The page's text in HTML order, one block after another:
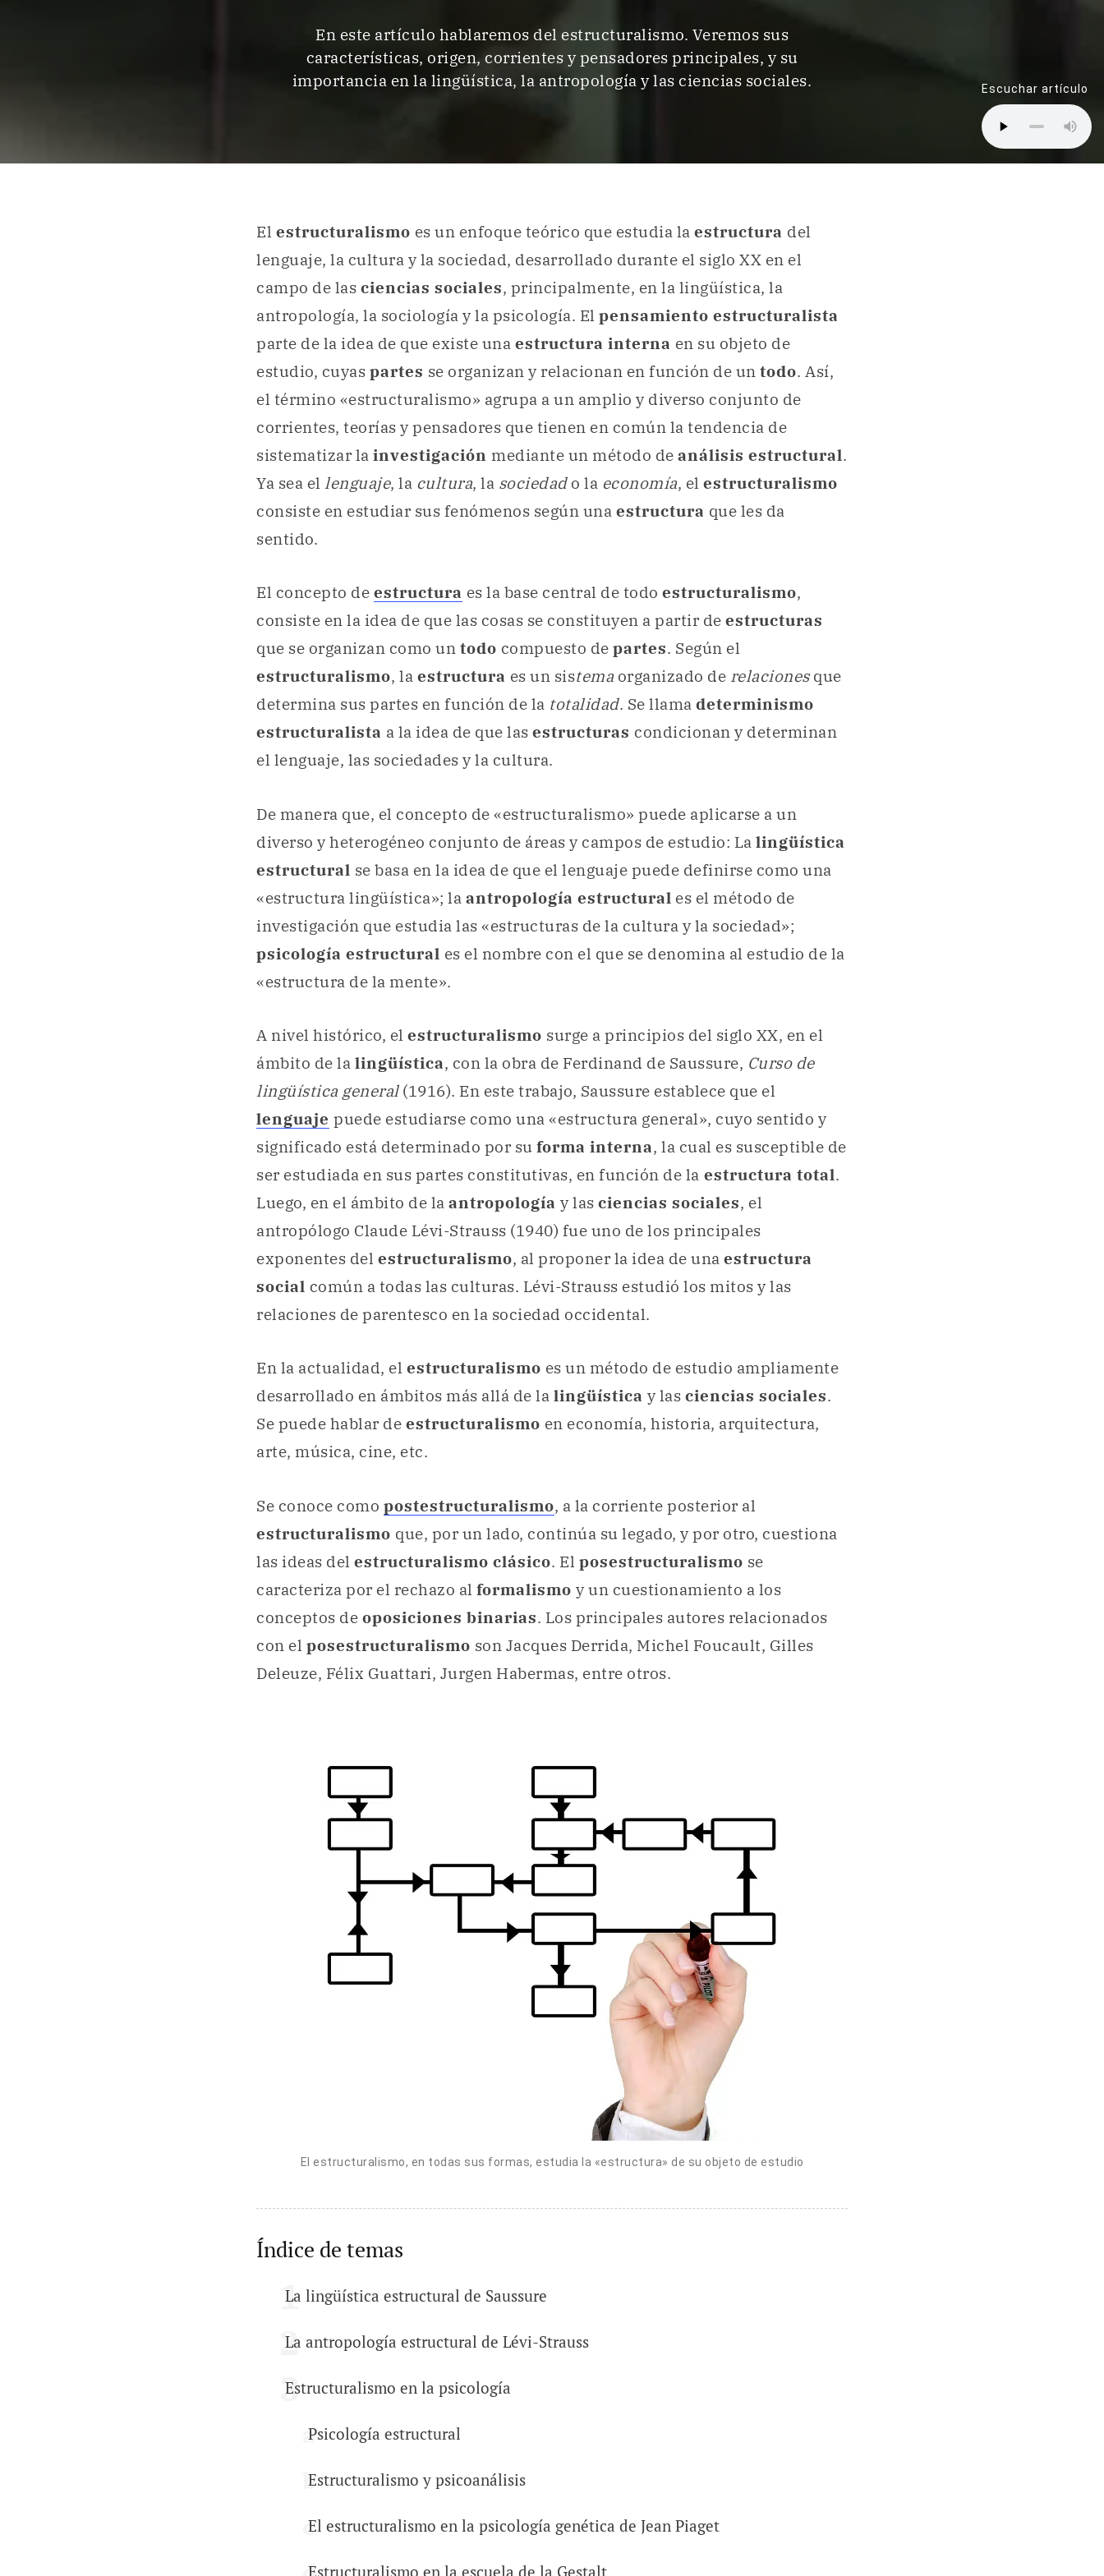
En este artículo hablaremos del estructuralismo. Veremos sus
características, origen, corrientes y pensadores principales, y su
importancia en la lingüística, la antropología y las ciencias sociales.
Escuchar artículo
El estructuralismo es un enfoque teórico que estudia la estructura del
lenguaje, la cultura y la sociedad, desarrollado durante el siglo XX en el
campo de las ciencias sociales, principalmente, en la lingüística, la
antropología, la sociología y la psicología. El pensamiento estructuralista
parte de la idea de que existe una estructura interna en su objeto de
estudio, cuyas partes se organizan y relacionan en función de un todo. Así,
el término «estructuralismo» agrupa a un amplio y diverso conjunto de
corrientes, teorías y pensadores que tienen en común la tendencia de
sistematizar la investigación mediante un método de análisis estructural.
Ya sea el lenguaje, la cultura, la sociedado la economía, el estructuralismo
consiste en estudiar sus fenómenos según una estructura que les da
sentido.
El concepto de estructura es la base central de todo estructuralismo,
consiste en la idea de que las cosas se constituyen a partir de estructuras
que se organizan como un todo compuesto de partes. Según el
estructuralismo, la estructura es un sistema organizado de relacionesque
determina sus partes en función de la totalidad. Se llama determinismo
estructuralista a la idea de que las estructuras condicionan y determinan
el lenguaje, las sociedades y la cultura.
De manera que, el concepto de «estructuralismo» puede aplicarse a un
diverso y heterogéneo conjunto de áreas y campos de estudio: La lingüística
estructural se basa en la idea de que el lenguaje puede definirse como una
«estructura lingüística»; la antropología estructural es el método de
investigación que estudia las «estructuras de la cultura y la sociedad»;
psicología estructural es el nombre con el que se denomina al estudio de la
«estructura de la mente».
A nivel histórico, el estructuralismo surge a principios del siglo XX, en el
ámbito de la lingüística, con la obra de Ferdinand de Saussure, Curso de
lingüística general (1916). En este trabajo, Saussure establece que el
lenguaje puede estudiarse como una «estructura general», cuyo sentido y
significado está determinado por su forma interna, la cual es susceptible de
ser estudiada en sus partes constitutivas, en función de la estructura total.
Luego, en el ámbito de la antropología y las ciencias sociales, el
antropólogo Claude Lévi-Strauss (1940) fue uno de los principales
exponentes del estructuralismo, al proponer la idea de una estructura
social común a todas las culturas. Lévi-Strauss estudió los mitos y las
relaciones de parentesco en la sociedad occidental.
En la actualidad, el estructuralismo es un método de estudio ampliamente
desarrollado en ámbitos más allá de la lingüística y las ciencias sociales.
Se puede hablar de estructuralismo en economía, historia, arquitectura,
arte, música, cine, etc.
Se conoce como postestructuralismo, a la corriente posterior al
estructuralismo que, por un lado, continúa su legado, y por otro, cuestiona
las ideas del estructuralismo clásico. El posestructuralismo se
caracteriza por el rechazo al formalismo y un cuestionamiento a los
conceptos de oposiciones binarias. Los principales autores relacionados
con el posestructuralismo son Jacques Derrida, Michel Foucault, Gilles
Deleuze, Félix Guattari, Jurgen Habermas, entre otros.
El estructuralismo, en todas sus formas, estudia la «estructura» de su objeto de estudio
Índice de temas
La lingüística estructural de Saussure
La antropología estructural de Lévi-Strauss
Estructuralismo en la psicología
Psicología estructural
Estructuralismo y psicoanálisis
El estructuralismo en la psicología genética de Jean Piaget
Estructuralismo en la escuela de la Gestalt